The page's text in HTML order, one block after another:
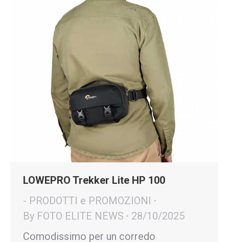
LOWEPRO Trekker Lite HP 100
- PRODOTTI e PROMOZIONI
By FOTO ELITE NEWS
28/10/2025
Comodissimo per un corredo